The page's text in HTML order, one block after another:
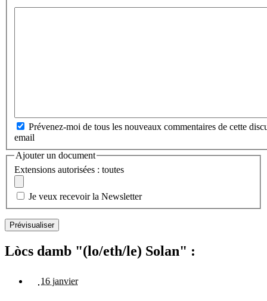
Prévenez-moi de tous les nouveaux commentaires de cette
email
Ajouter un document
Extensions autorisées : toutes
Je veux recevoir la Newsletter
Lòcs damb "(lo/eth/le) Solan" :
16 janvier